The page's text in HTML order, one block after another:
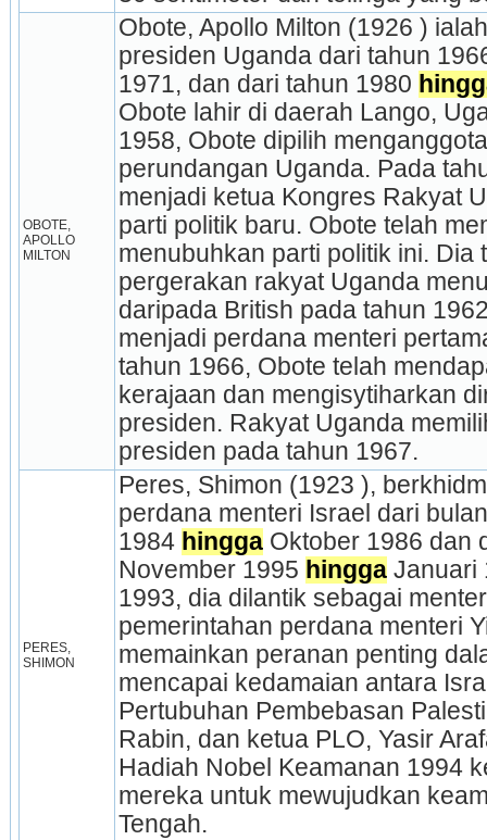
OBOTE,
APOLLO
MILTON
Obote, Apollo Milton (1926 ) ialah
presiden Uganda dari tahun
1971, dan dari tahun 1980
Obote lahir di daerah Lango,
1958, Obote dipilih
perundangan Uganda. Pada
menjadi ketua Kongres Rakyat
parti politik baru. Obote telah
menubuhkan parti politik ini. Dia
pergerakan rakyat Uganda
daripada British pada tahun
menjadi perdana menteri
tahun 1966, Obote telah
kerajaan dan mengisytiharkan
presiden. Rakyat Uganda
presiden pada tahun 1967.
PERES,
SHIMON
Peres, Shimon (1923 ),
perdana menteri Israel dari
1984 hingga Oktober 1986 dan
November 1995 hingga Januari
1993, dia dilantik sebagai
pemerintahan perdana menteri
memainkan peranan penting
mencapai kedamaian antara
Pertubuhan Pembebasan
Rabin, dan ketua PLO, Yasir
Hadiah Nobel Keamanan 1994
mereka untuk mewujudkan
Tengah.